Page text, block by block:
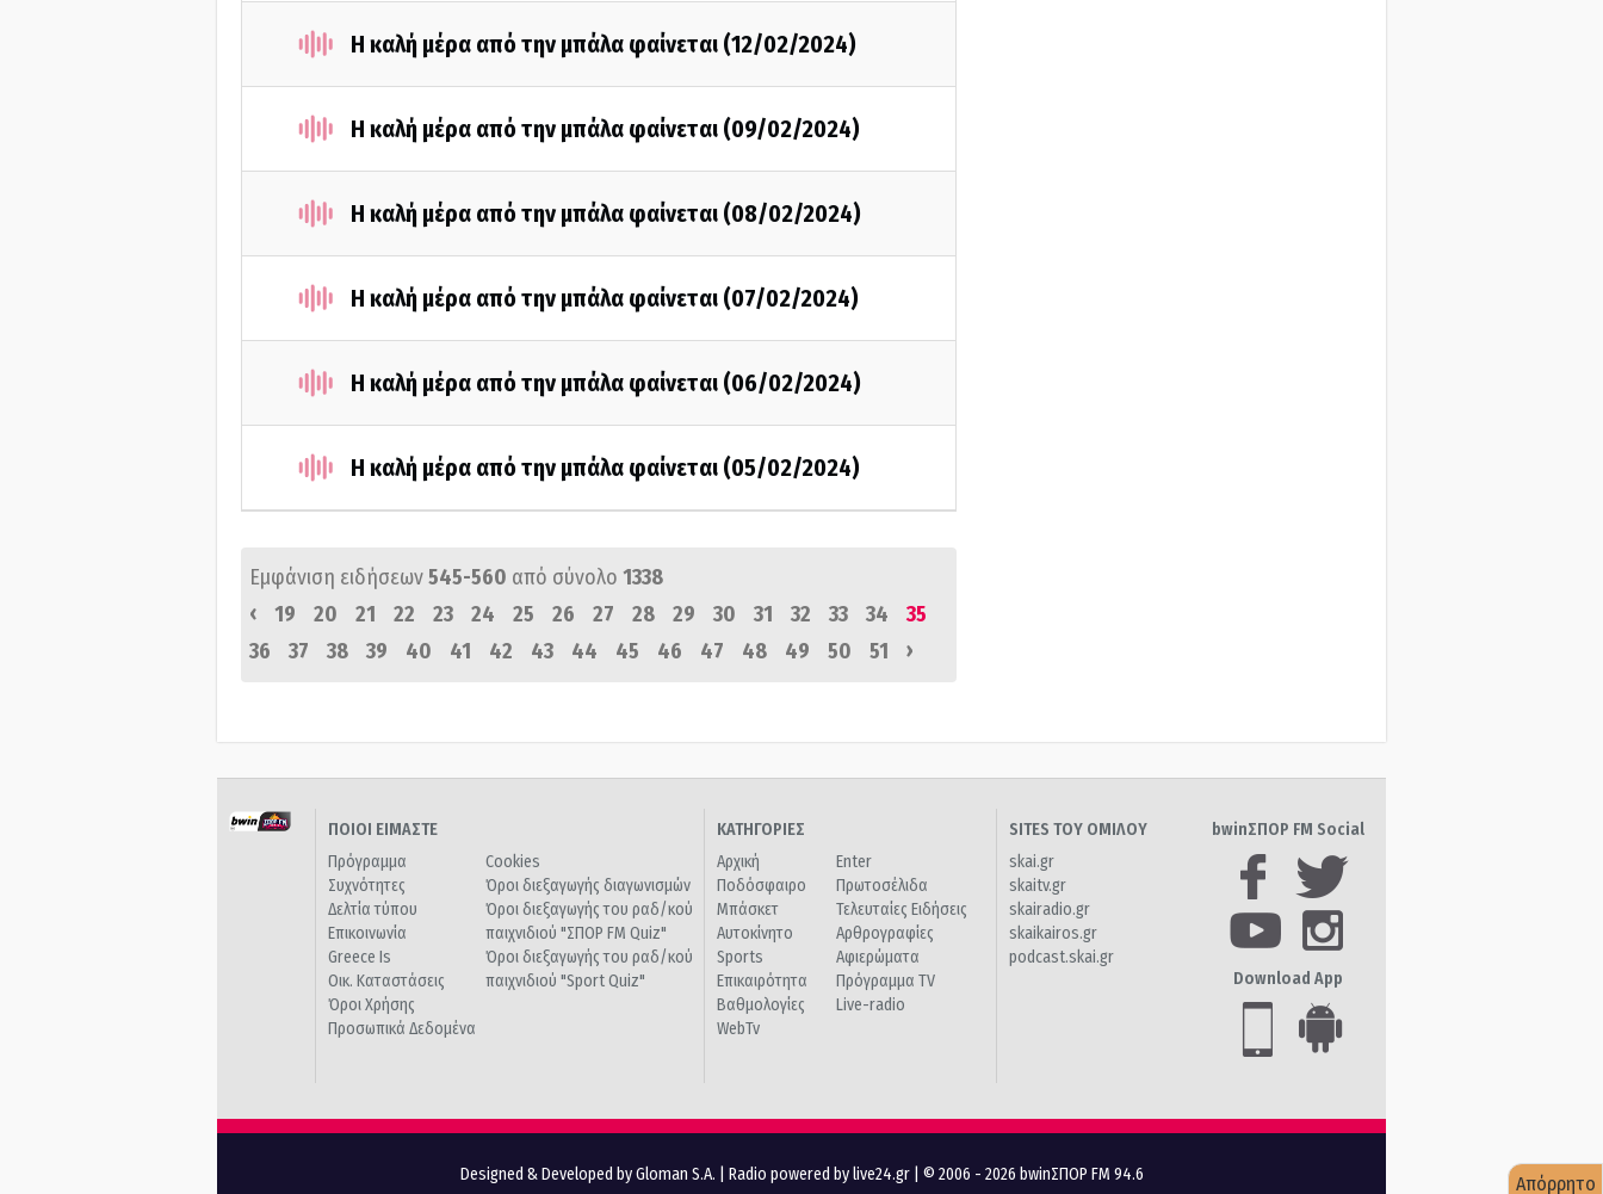
Η καλή μέρα από την μπάλα φαίνεται (12/02/2024)
Η καλή μέρα από την μπάλα φαίνεται (09/02/2024)
Η καλή μέρα από την μπάλα φαίνεται (08/02/2024)
Η καλή μέρα από την μπάλα φαίνεται (07/02/2024)
Η καλή μέρα από την μπάλα φαίνεται (06/02/2024)
Η καλή μέρα από την μπάλα φαίνεται (05/02/2024)
Εμφάνιση ειδήσεων545-560 από σύνολο 1338
‹
19 20 21 22 23 24 25 26 27 28 29 30 31 32 33 34
35
36
37 38 39 40 41 42 43 44 45 46 47 48 49 50 51 ›
ΠΟΙΟΙ ΕΙΜΑΣΤΕ
Πρόγραμμα
Συχνότητες
Δελτία τύπου
Επικοινωνία
Greece Is
Οικ. Καταστάσεις
Όροι Χρήσης
Προσωπικά Δεδομένα
Cookies
Όροι διεξαγωγής διαγωνισμών
Όροι διεξαγωγής του ραδ/κού
παιχνιδιού "ΣΠΟΡ FM Quiz"
Όροι διεξαγωγής του ραδ/κού
παιχνιδιού "Sport Quiz"
ΚΑΤΗΓΟΡΙΕΣ
Αρχική
Ποδόσφαιρο
Μπάσκετ
Αυτοκίνητο
Sports
Επικαιρότητα
Βαθμολογίες
WebTv
Enter
Πρωτοσέλιδα
Τελευταίες Ειδήσεις
Αρθρογραφίες
Αφιερώματα
Πρόγραμμα TV
Live-radio
SITES ΤΟΥ ΟΜΙΛΟΥ
skai.gr
skaitv.gr
skairadio.gr
skaikairos.gr
podcast.skai.gr
bwinΣΠΟΡ FM Social
Download App
Designed & Developed by Gloman S.A. Radio powered by live24.gr | © 2006 - 2026 bwinΣΠΟΡ FM 94.6 Απόρρητο